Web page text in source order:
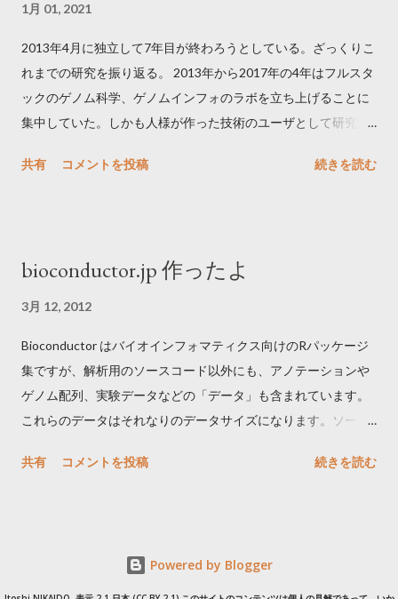
去ツールまとめ TagDust
http://genome.gsc.riken.jp/osc/english/software/src/nexalign-
1.3.5.tgz
http://bioinformatics.oxfordjournals.org/content/25/21/2839.ful
http://genome.gsc.riken.jp/osc/english/software/src/tagdust.tg
は fastq/a が使える。リード全体を除く。速い。アダプター配列
を fasta 形式で入力できるのが地味に便利で、これに対応して
(Approximate multiple ...
1月 01, 2021
2013年4月に独立して7年目が終わろうとしている。ざっくりこ
れまでの研究を振り返る。 2013年から2017年の4年はフルスタ
ックのゲノム科学、ゲノムインフォのラボを立ち上げることに
集中していた。しかも人様が作った技術のユーザとして研究す
ットの開発については、ドライのPIであっても本物を創りたい
ター新卒の優秀な人材に囲まれた。並行して開発した実験やデ
始め、2018年にはウェットのフラッグシップとなる技術
RamDA-seqとQuartz-Seq2の2つ出版された。2021年1月現在、
これらはそれぞれ世界唯一と世界最高性能の2冠である。これが
達成できた大きな理由のひとつは、反応原理を徹底的に理解し
界最高レベルだと確信している。 2017-2018年はラボの移転が
Quartz-Seq2とそのデータ解析技術での起業、実験試薬や道具
の上市など社会実装の年でもあった。実験が少なくなった分、
共有 コメントを投稿 続きを読む
bioconductor.jp 作ったよ
3月 12, 2012
Bioconductor はバイオインフォマティクス向けのRパッケージ
集ですが、解析用のソースコード以外にも、アノテーションや
ゲノム配列、実験データなどの「データ」も含まれています。
これらのデータはそれなりのデータサイズになります。ソース
ルでは、シアトルにある本家サーバがちょっと遠く感じます。
人的にローカルへミラーをしていました。 せっかくですので、
このミラーを公開することにしました。国内からだと結構速い
共有 コメントを投稿 続きを読む
Powered by Blogger